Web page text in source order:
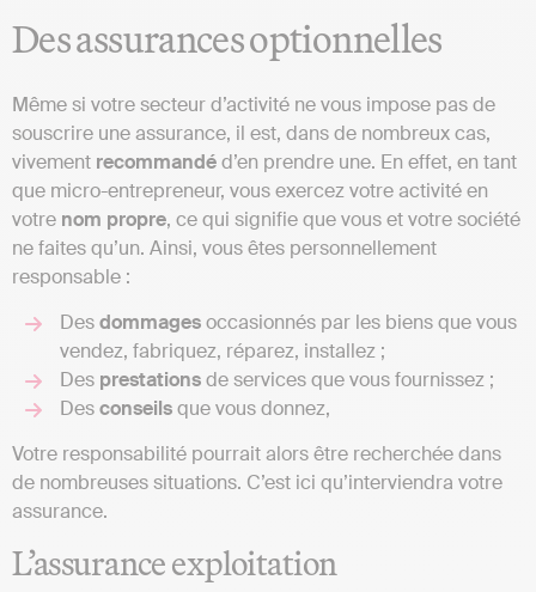
Des assurances optionnelles
Même si votre secteur d’activité ne vous impose pas de
souscrire une assurance, il est, dans de nombreux cas,
vivement recommandéd’en prendre une. En effet, en tant
que micro-entrepreneur, vous exercez votre activité en
votre nom propre, ce qui signifie que vous et votre société
ne faites qu’un. Ainsi, vous êtes personnellement
responsable :
Desdommagesoccasionnés par les biens que vous
vendez, fabriquez, réparez, installez ;
Des prestationsde services que vous fournissez ;
Desconseilsque vous donnez,
Votre responsabilité pourrait alors être recherchée dans
de nombreuses situations. C’est ici qu’interviendra votre
assurance.
L’assurance exploitation